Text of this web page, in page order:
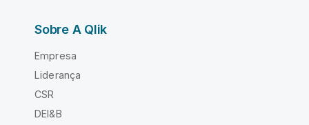
Sobre A Qlik
Empresa
Liderança
CSR
DEI&B